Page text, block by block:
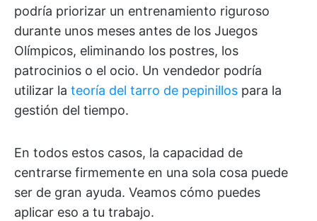
podría priorizar un entrenamiento riguroso
durante unos meses antes de los Juegos
Olímpicos, eliminando los postres, los
patrocinios o el ocio. Un vendedor podría
utilizar la teoría del tarro de pepinillos para la
gestión del tiempo.
En todos estos casos, la capacidad de
centrarse firmemente en una sola cosa puede
ser de gran ayuda. Veamos cómo puedes
aplicar eso a tu trabajo.